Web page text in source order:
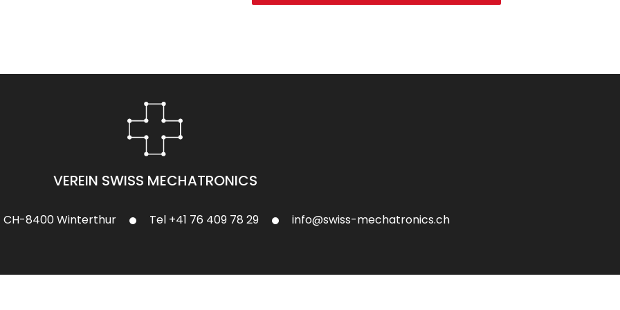
VEREIN SWISS MECHATRONICS
CH-8400 Winterthur Tel +41 76 409 78 29 info@swiss-mechatronics.ch